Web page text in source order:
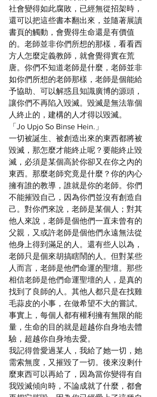
社會變得如此腐敗，已經無從招架時，
還可以把這些書本翻出來，並隨著展讀
書頁的觸動，會覺得生命還是有價值
的。老師並非你們所想的那樣，看看西
方人怎麼定義教師，就會覺得實在荒
唐。你們不知道老師是什麼，老師並非
如你們所想的老師那樣，老師是個能給
予協助、可以解惑且知識廣博的源頭，
讓你們不再陷入毀滅。毀滅是無法靠個
人終止的，建構的人才得以毀滅。
「Jo Upjo So Binse Hein.」
一切被誕生、被創造出來的東西都將被
毀滅，那怎麼才能終止呢？要能終止毀
滅，必須是某個高於你卻又在你之內的
東西。那麼老師究竟是什麼？你的內心
擁有誰的教導，誰就是你的老師。你們
不能摧毀自己，因為你們並沒有創造自
己。對你們來說，老師是某個人；對其
他人來說，老師是個他們一直未曾有的
父親，又或許老師是個他們永遠無法從
他身上得到滿足的人。還有些人以為，
老師只是個來胡搞瞎鬧的人。但對某些
人而言，老師是他們命運的聖壇。那些
相信老師是他們命運聖壇的人，是真的
找到了良師的人。其他人都只是在找雞
毛蒜皮的小事，在做希望不大的嘗試。
事實上，每個人都有權利擁有無限的能
量，生命的目的就是超越你自身地去體
驗，超越你自身地去愛。
我記得曾愛過某人，我給了她一切，她
需索無度，又摧毀了一切。後來沒剩什
麼東西可以再給了，因為當你變得有自
我毀滅傾向時，不論成就了什麼，都會